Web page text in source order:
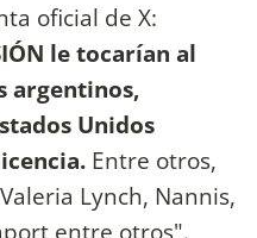
oficial de X:
le tocarían al
argentinos,
Unidos
Entre otros,
Lynch, Nannis,